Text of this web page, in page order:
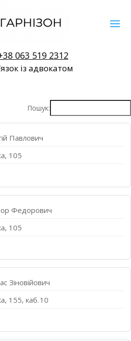
063 519 2312
із адвокатом
Пошук:
Павлович
105
Федорович
105
Зіновійович
155, каб. 10